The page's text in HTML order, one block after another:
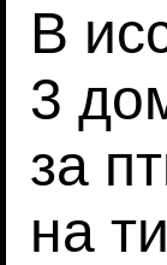
В
3
за
на